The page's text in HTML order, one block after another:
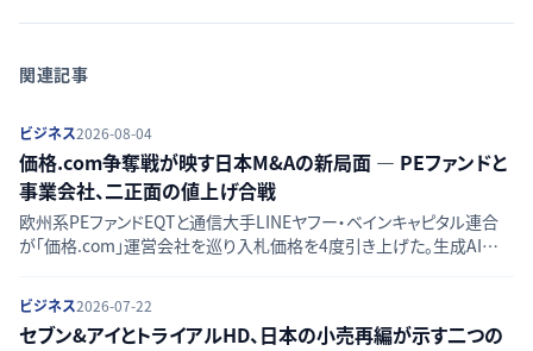
関連記事
ビジネス2026-08-04
価格.com争奪戦が映す日本M&Aの新局面 — PEファンドと
事業会社、二正面の値上げ合戦
欧州系PEファンドEQTと通信大手LINEヤフー・ベインキャピタル連合
が「価格.com」運営会社を巡り入札価格を4度引き上げた。生成AIが
ビジネス2026-07-22
セブン&アイとトライアルHD、日本の小売再編が示す二つの